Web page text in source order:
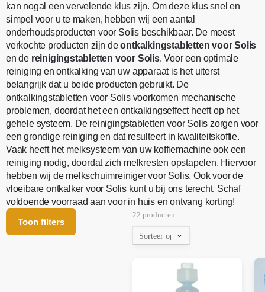
kan nogal een vervelende klus zijn. Om deze klus snel en
simpel voor u te maken, hebben wij een aantal
onderhoudsproducten voor Solis beschikbaar. De meest
verkochte producten zijn deontkalkingstabletten voor Solis
en de reinigingstabletten voor Solis. Voor een optimale
reiniging en ontkalking van uw apparaat is het uiterst
belangrijk dat u beide producten gebruikt. De
ontkalkingstabletten voor Solis voorkomen mechanische
problemen, doordat het een ontkalkingseffect heeft op het
gehele systeem. De reinigingstabletten voor Solis zorgen voor
een grondige reiniging en dat resulteert in kwaliteitskoffie.
Vaak heeft het melksysteem van uw koffiemachine ook een
reiniging nodig, doordat zich melkresten opstapelen. Hiervoor
hebben wij de melkschuimreiniger voor Solis. Ook voor de
vloeibare ontkalker voor Solis kunt u bij ons terecht. Schaf
voldoende voorraad aan voor in huis en ontvang korting!
Toon filters
22 producten